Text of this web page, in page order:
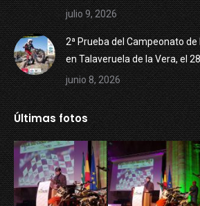
julio 9, 2026
2ª Prueba del Campeonato
en Talaveruela de la Vera, el
junio 8, 2026
Últimas fotos